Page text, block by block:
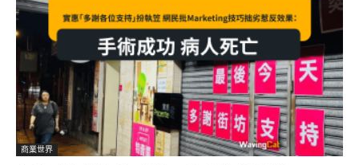
商業世界